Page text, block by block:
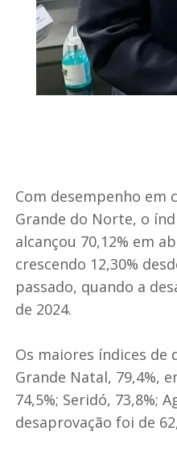
Com desempenho em
Grande do Norte, o
alcançou 70,12% em
crescendo 12,30%
passado, quando a
de 2024.
Os maiores índices
Grande Natal, 79,4%,
74,5%; Seridó, 73,8%;
desaprovação foi de